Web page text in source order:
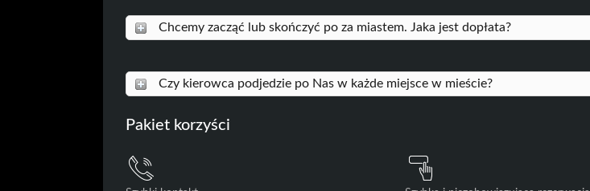
Chcemy zacząć lub skończyć po za miastem. Jaka jest dopłata?
Czy kierowca podjedzie po Nas w każde miejsce w mieście?
Pakiet korzyści